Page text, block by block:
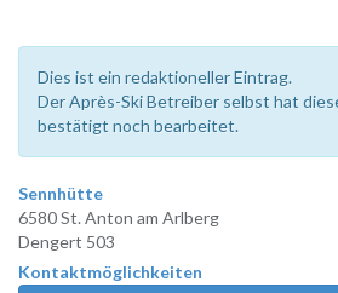
Dies ist ein redaktioneller Eintrag.
Der Après-Ski Betreiber selbst hat
bestätigt noch bearbeitet.
Sennhütte
6580 St. Anton am Arlberg
Dengert 503
Kontaktmöglichkeiten